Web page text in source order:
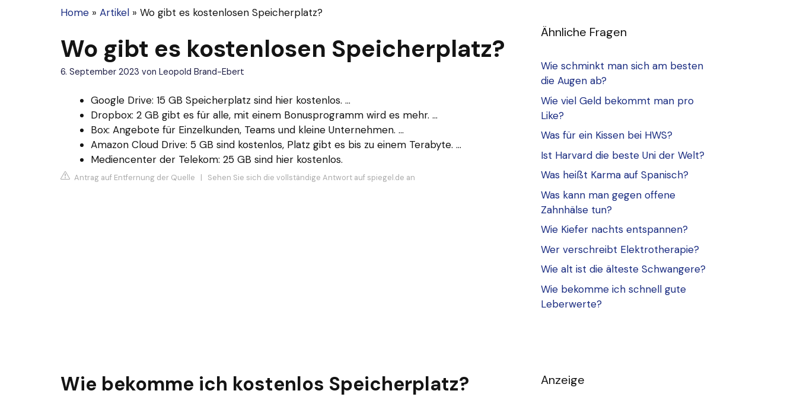
Home » Artikel » Wo gibt es kostenlosen Speicherplatz?
Wo gibt es kostenlosen Speicherplatz?
6. September 2023 von Leopold Brand-Ebert
Google Drive: 15 GB Speicherplatz sind hier kostenlos. ...
Dropbox: 2 GB gibt es für alle, mit einem Bonusprogramm wird es mehr. ...
Box: Angebote für Einzelkunden, Teams und kleine Unternehmen. ...
Amazon Cloud Drive: 5 GB sind kostenlos, Platz gibt es bis zu einem Terabyte. ...
Mediencenter der Telekom: 25 GB sind hier kostenlos.
Antrag auf Entfernung der Quelle | Sehen Sie sich die vollständige Antwort auf spiegel.de an
Wie bekomme ich kostenlos Speicherplatz?
Ähnliche Fragen
Wie schminkt man sich am besten
die Augen ab?
Wie viel Geld bekommt man pro
Like?
Was für ein Kissen bei HWS?
Ist Harvard die beste Uni der Welt?
Was heißt Karma auf Spanisch?
Was kann man gegen offene
Zahnhälse tun?
Wie Kiefer nachts entspannen?
Wer verschreibt Elektrotherapie?
Wie alt ist die älteste Schwangere?
Wie bekomme ich schnell gute
Leberwerte?
Anzeige